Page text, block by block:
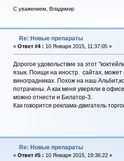
С уважением, Владимир
Re: Новые препараты
« Ответ #4 : 10 Января 2015, 11:37:05 »
Дорогое удовольствие за этот
язык. Поищи на иностр. сайтах,
виноградниках. Похож на наш
потрачены. А как меня уверяли в
можно отнести и Билатор-3.
Как говорится реклама-двигатель
Re: Новые препараты
« Ответ #5 : 10 Января 2015, 19:36:22 »